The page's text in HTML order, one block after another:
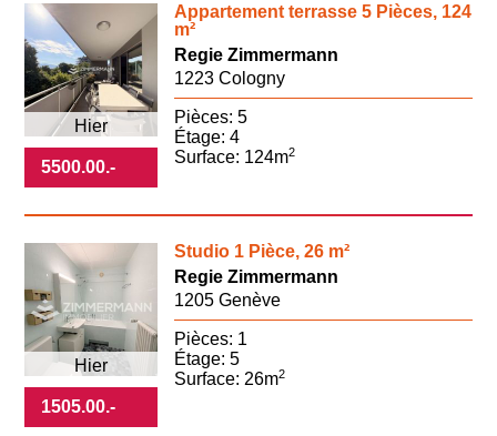
5500.00.-
Appartement terrasse 5 Pièces, 124
m²
Hier
Regie Zimmermann
1223 Cologny
Pièces: 5
Étage: 4
Surface: 124m2
1505.00.-
Studio 1 Pièce, 26 m²
Hier
Regie Zimmermann
1205 Genève
Pièces: 1
Étage: 5
Surface: 26m2